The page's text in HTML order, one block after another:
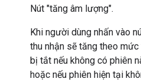
Nút "tăng âm lượng".
Khi người dùng nhấn vào
thu nhận sẽ tăng theo
bị tắt nếu không có phiên
hoặc nếu phiên hiện tại